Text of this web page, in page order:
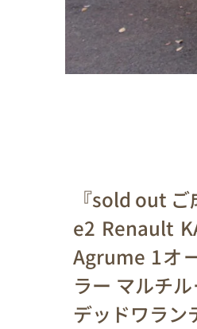
『sold out
e2 Renault
Agrume 1オ
ラー マルチ
デッドワラン